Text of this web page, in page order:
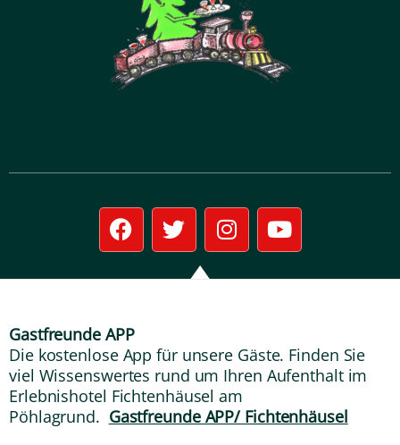
F
a
c
e
o
k
T
w
i
t
I
n
s
t
a
m
Y
o
u
t
Gastfreunde APP
Die kostenlose App für unsere Gäste. Finden Sie
viel Wissenswertes rund um Ihren Aufenthalt im
Erlebnishotel Fichtenhäusel am
Pöhlagrund. Gastfreunde APP/ Fichtenhäusel